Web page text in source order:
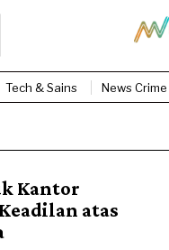
Tech & Sains News Crime
Kantor
atas